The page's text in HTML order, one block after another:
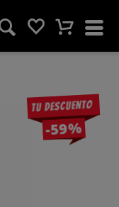
Tu descuento
-59%